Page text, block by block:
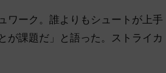
ワーク。誰よりもシュートが上手
が課題だ」と語った。ストライカ